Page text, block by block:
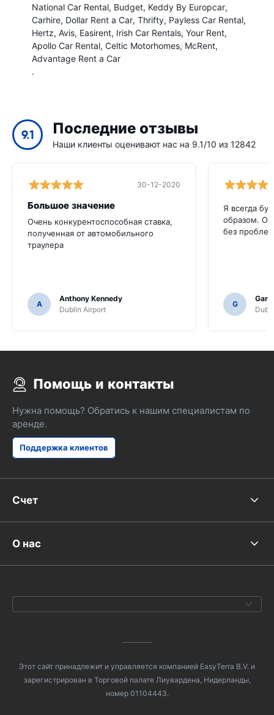
National Car Rental Budget Keddy By Europcar
Carhire Dollar Rent a Car Thrifty Payless Car Rental
Hertz Avis Easirent Irish Car Rentals Your Rent
Apollo Car Rental Celtic Motorhomes McRent
Advantage Rent a Car
.
9.1 Последние отзывы
Наши клиенты оценивают нас на 9.1/10 из 12842
30-12-2020
Большое значение
Очень конкурентоспособная ставка,
полученная от автомобильного
траулера
A
Anthony Kennedy
Dublin Airport
Я всегда
образом. Он
без проблем
G
Gary
Помощь и контакты
Нужна помощь? Обратись к нашим специалистам по
аренде.
Поддержка клиентов
Счет
О нас
Этот сайт принадлежит и управляется компанией EasyTerra B.V. и
зарегистрирован в Торговой палате Лиувардена, Нидерланды,
номер 01104443.